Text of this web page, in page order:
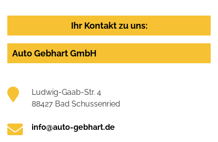
Ihr Kontakt zu uns:
Auto Gebhart GmbH
Ludwig-Gaab-Str. 4
88427 Bad Schussenried
info@auto-gebhart.de